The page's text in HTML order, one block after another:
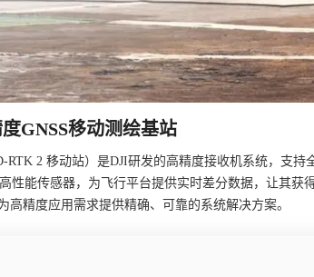
GNSS移动测绘基站
RTK 2 移动站）是DJI研发的高精度接收机系统，支
性能传感器，为飞行平台提供实时差分数据，让其获
高精度应用需求提供精确、可靠的系统解决方案。